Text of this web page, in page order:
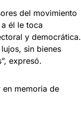
del movimiento
él le toca
y democrática.
sin bienes
expresó.
memoria de